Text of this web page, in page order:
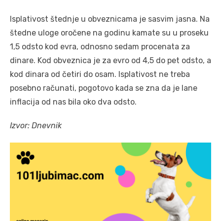
Isplativost štednje u obveznicama je sasvim jasna. Na
štedne uloge oročene na godinu kamate su u proseku
1,5 odsto kod evra, odnosno sedam procenata za
dinare. Kod obveznica je za evro od 4,5 do pet odsto, a
kod dinara od četiri do osam. Isplativost ne treba
posebno računati, pogotovo kada se zna da je lane
inflacija od nas bila oko dva odsto.
Izvor: Dnevnik